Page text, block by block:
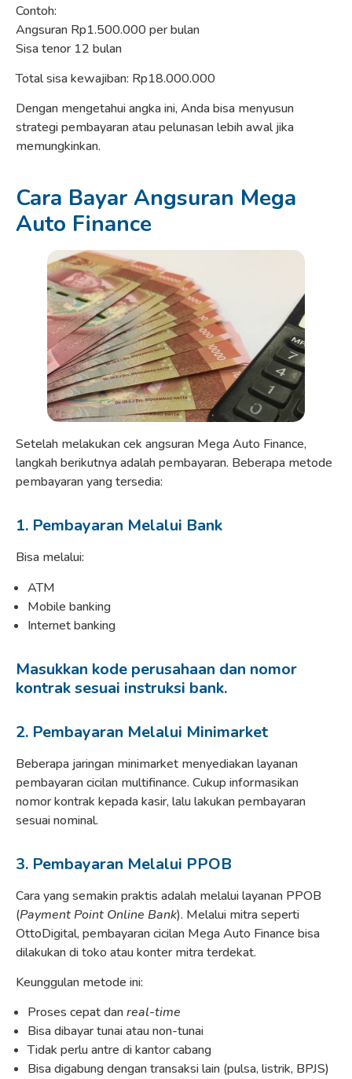
Contoh:
Angsuran Rp1.500.000 per bulan
Sisa tenor 12 bulan
Total sisa kewajiban: Rp18.000.000
Dengan mengetahui angka ini, Anda bisa menyusun
strategi pembayaran atau pelunasan lebih awal jika
memungkinkan.
Cara Bayar Angsuran Mega
Auto Finance
Setelah melakukan cek angsuran Mega Auto Finance,
langkah berikutnya adalah pembayaran. Beberapa metode
pembayaran yang tersedia:
1. Pembayaran Melalui Bank
Bisa melalui:
ATM
Mobile banking
Internet banking
Masukkan kode perusahaan dan nomor
kontrak sesuai instruksi bank.
2. Pembayaran Melalui Minimarket
Beberapa jaringan minimarket menyediakan layanan
pembayaran cicilan multifinance. Cukup informasikan
nomor kontrak kepada kasir, lalu lakukan pembayaran
sesuai nominal.
3. Pembayaran Melalui PPOB
Cara yang semakin praktis adalah melalui layanan PPOB
(Payment Point Online Bank). Melalui mitra seperti
OttoDigital, pembayaran cicilan Mega Auto Finance bisa
dilakukan di toko atau konter mitra terdekat.
Keunggulan metode ini:
Proses cepat danreal-time
Bisa dibayar tunai atau non-tunai
Tidak perlu antre di kantor cabang
Bisa digabung dengan transaksi lain (pulsa, listrik, BPJS)